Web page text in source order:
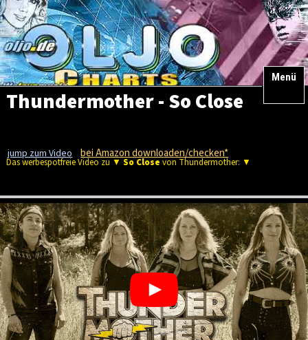
Menü
Thundermother - So Close
jump zum Video bei Amazon downloaden/checken*
Das werbespotfreie Video zu ▼ So Close von Thundermother: ▼